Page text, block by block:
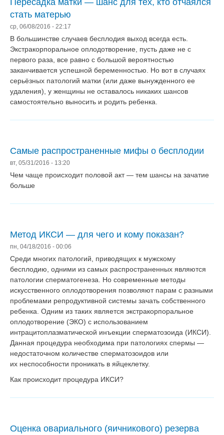
Пересадка матки — шанс для тех, кто отчаялся
стать матерью
ср, 06/08/2016 - 22:17
В большинстве случаев бесплодия выход всегда есть.
Экстракорпоральное оплодотворение, пусть даже не с
первого раза, все равно с большой вероятностью
заканчивается успешной беременностью. Но вот в случаях
серьёзных патологий матки (или даже вынужденного ее
удаления), у женщины не оставалось никаких шансов
самостоятельно выносить и родить ребенка.
Самые распространенные мифы о бесплодии
вт, 05/31/2016 - 13:20
Чем чаще происходит половой акт — тем шансы на зачатие
больше
Метод ИКСИ — для чего и кому показан?
пн, 04/18/2016 - 00:06
Среди многих патологий, приводящих к мужскому
бесплодию, одними из самых распространенных являются
патологии сперматогенеза. Но современные методы
искусственного оплодотворения позволяют парам с разными
проблемами репродуктивной системы зачать собственного
ребенка. Одним из таких является экстракорпоральное
оплодотворение (ЭКО) с использованием
интрацитоплазматической инъекции сперматозоида (ИКСИ).
Данная процедура необходима при патологиях спермы —
недостаточном количестве сперматозоидов или
их неспособности проникать в яйцеклетку.
Как происходит процедура ИКСИ?
Оценка овариального (яичникового) резерва